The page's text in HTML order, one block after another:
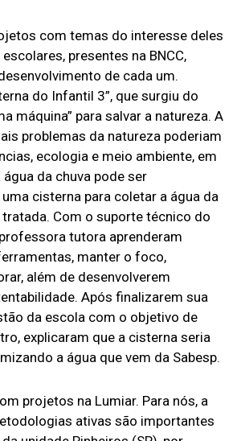
com temas do interesse deles
presentes na BNCC,
de cada um.
do Infantil 3”, que surgiu do
máquina” para salvar a natureza. A
problemas da natureza poderiam
ecologia e meio ambiente, em
da chuva pode ser
cisterna para coletar a água da
Com o suporte técnico do
tutora aprenderam
manter o foco,
além de desenvolverem
Após finalizarem sua
da escola com o objetivo de
explicaram que a cisterna seria
a água que vem da Sabesp.
projetos na Lumiar. Para nós, a
ativas são importantes